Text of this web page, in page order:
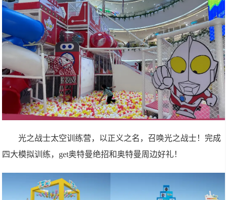
光之战士太空训练营，以正义之名，召唤光之战士！完成
四大模拟训练，get奥特曼绝招和奥特曼周边好礼！